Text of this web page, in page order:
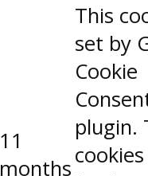
11
months
This
set by
Cookie
plugin.